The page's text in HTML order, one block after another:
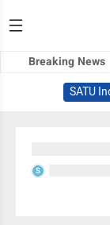
Breaking News
SATU
S